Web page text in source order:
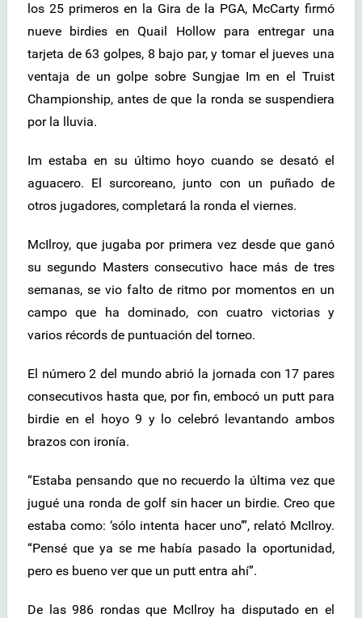
los 25 primeros en la Gira de la PGA, McCarty firmó
nueve birdies en Quail Hollow para entregar una
tarjeta de 63 golpes, 8 bajo par, y tomar el jueves una
ventaja de un golpe sobre Sungjae Im en el Truist
Championship, antes de que la ronda se suspendiera
por la lluvia.
Im estaba en su último hoyo cuando se desató el
aguacero. El surcoreano, junto con un puñado de
otros jugadores, completará la ronda el viernes.
McIlroy, que jugaba por primera vez desde que ganó
su segundo Masters consecutivo hace más de tres
semanas, se vio falto de ritmo por momentos en un
campo que ha dominado, con cuatro victorias y
varios récords de puntuación del torneo.
El número 2 del mundo abrió la jornada con 17 pares
consecutivos hasta que, por fin, embocó un putt para
birdie en el hoyo 9 y lo celebró levantando ambos
brazos con ironía.
“Estaba pensando que no recuerdo la última vez que
jugué una ronda de golf sin hacer un birdie. Creo que
estaba como: ‘sólo intenta hacer uno’”, relató McIlroy.
“Pensé que ya se me había pasado la oportunidad,
pero es bueno ver que un putt entra ahí”.
De las 986 rondas que McIlroy ha disputado en el